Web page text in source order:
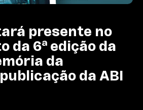
presente no
da 6ª edição da
da
da ABI